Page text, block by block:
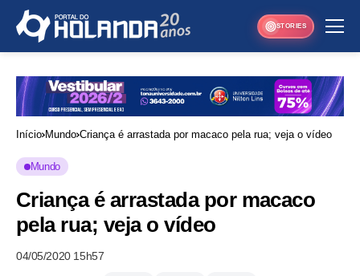
STORIES
Início Mundo Criança é arrastada por macaco pela rua; veja o vídeo
Mundo
Criança é arrastada por macaco
pela rua; veja o vídeo
04/05/2020 15h57